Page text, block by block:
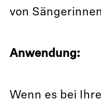
von
Anwendung:
Wenn es bei